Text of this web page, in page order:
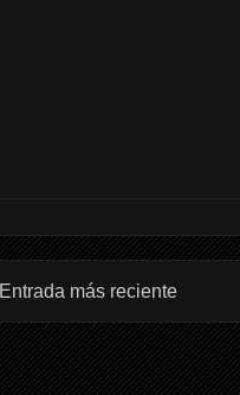
Entrada más reciente